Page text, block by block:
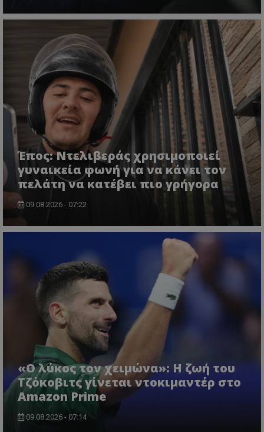
Έπος: Ντελιβεράς χρησιμοποιεί
γυναικεία φωνή για να κάνει τον
πελάτη να κατέβει πιο γρήγορα
09.08.2026 - 07:22
«Ο λύκος τον χειμώνα»: Η ζωή του
Τζόκοβιτς γίνεται ντοκιμαντέρ στο
Amazon Prime
09.08.2026 - 07:14